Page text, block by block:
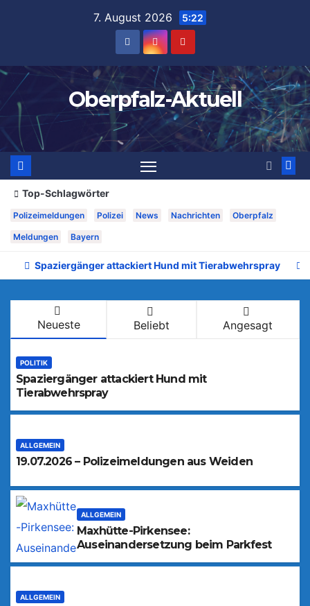
7. August 2026 5:22
Oberpfalz-Aktuell
Top-Schlagwörter
Polizeimeldungen Polizei News Nachrichten Oberpfalz
Meldungen Bayern
Spaziergänger attackiert Hund mit Tierabwehrspray
Neueste Beliebt Angesagt
POLITIK
Spaziergänger attackiert Hund mit
Tierabwehrspray
ALLGEMEIN
19.07.2026 – Polizeimeldungen aus Weiden
ALLGEMEIN
Maxhütte-Pirkensee:
Auseinandersetzung beim Parkfest
ALLGEMEIN